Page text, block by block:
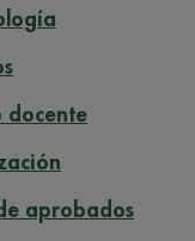
docente
aprobados